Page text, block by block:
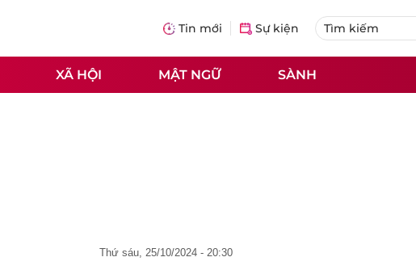
Tin mới Sự kiện
XÃ HỘI MẬT NGỮ SÀNH
thứ sáu, 25/10/2024 - 20:30